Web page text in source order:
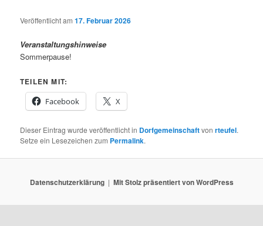
Veröffentlicht am17. Februar 2026
Veranstaltungshinweise
Sommerpause!
TEILEN MIT:
Facebook
X
Dieser Eintrag wurde veröffentlicht in Dorfgemeinschaftvonrteufel.
Setze ein Lesezeichen zum Permalink.
Datenschutzerklärung Mit Stolz präsentiert von WordPress